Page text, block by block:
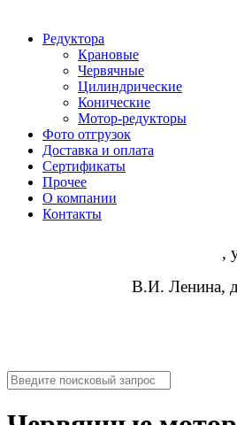
Редуктора
Крановые
Червячные
Цилиндрические
Конические
Мотор-редукторы
Фото отгрузок
Доставка и оплата
Сертификаты
Прочее
О компании
Контакты
,
В.И. Ленина,